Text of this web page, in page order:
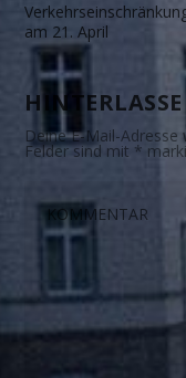
am 21. April
Deine E-Mail-
Felder sind mit *